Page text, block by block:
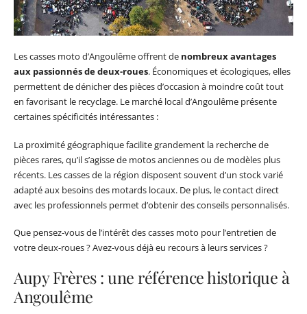
Les casses moto d’Angoulême offrent de nombreux avantages
aux passionnés de deux-roues. Économiques et écologiques, elles
permettent de dénicher des pièces d’occasion à moindre coût tout
en favorisant le recyclage. Le marché local d’Angoulême présente
certaines spécificités intéressantes :
La proximité géographique facilite grandement la recherche de
pièces rares, qu’il s’agisse de motos anciennes ou de modèles plus
récents. Les casses de la région disposent souvent d’un stock varié
adapté aux besoins des motards locaux. De plus, le contact direct
avec les professionnels permet d’obtenir des conseils personnalisés.
Que pensez-vous de l’intérêt des casses moto pour l’entretien de
votre deux-roues ? Avez-vous déjà eu recours à leurs services ?
Aupy Frères : une référence historique à
Angoulême